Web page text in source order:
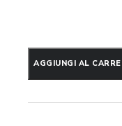
Pantaloni
in
cristalli
AGGIUNGI AL